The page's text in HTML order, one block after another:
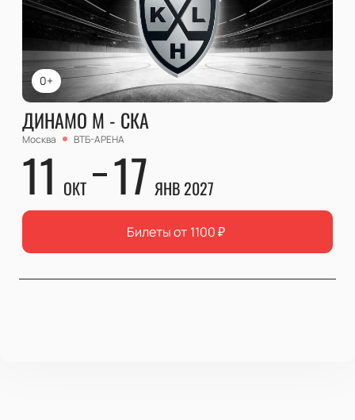
0+
ДИНАМО М - СКА
Москва ВТБ-АРЕНА
11 ОКТ 17 ЯНВ 2027
Билеты от 1100₽